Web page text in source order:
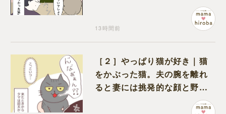
ワいと認定された意外な体験
13時間前
［２］やっぱり猫が好き｜猫
をかぶった猫。夫の腕を離れ
ると妻には挑発的な顔と野太